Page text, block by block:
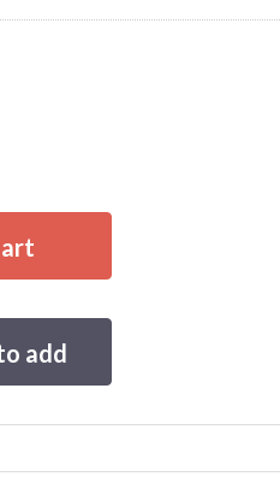
add